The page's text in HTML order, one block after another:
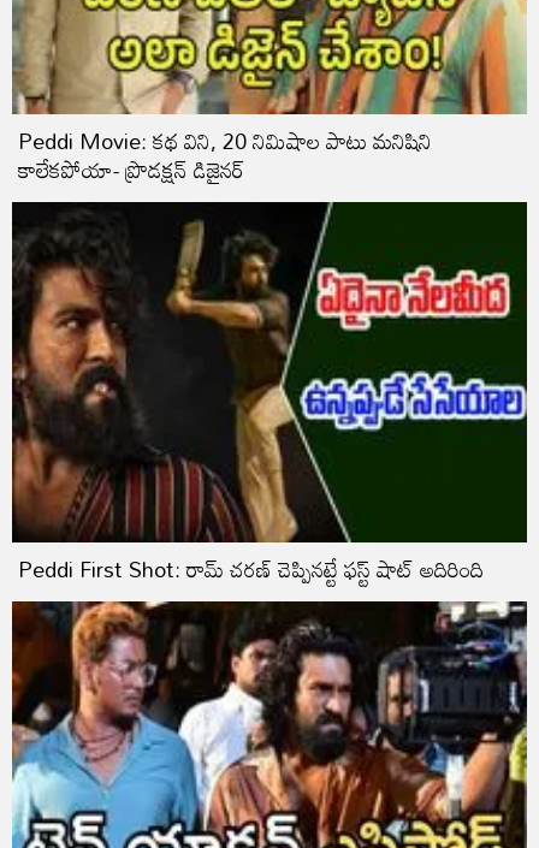
Peddi Movie: కథ విని, 20 నిమిషాల పాటు మనిషిని
కాలేకపోయా- ప్రొడక్షన్ డిజైనర్
Peddi First Shot: రామ్ చరణ్ చెప్పినట్టే ఫస్ట్ షాట్ అదిరింది